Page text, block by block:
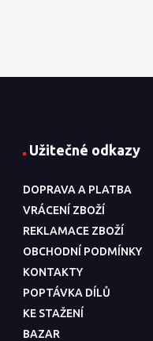
Užitečné odkazy
DOPRAVA A PLATBA
VRÁCENÍ ZBOŽÍ
REKLAMACE ZBOŽÍ
OBCHODNÍ PODMÍNKY
KONTAKTY
POPTÁVKA DÍLŮ
KE STAŽENÍ
BAZAR